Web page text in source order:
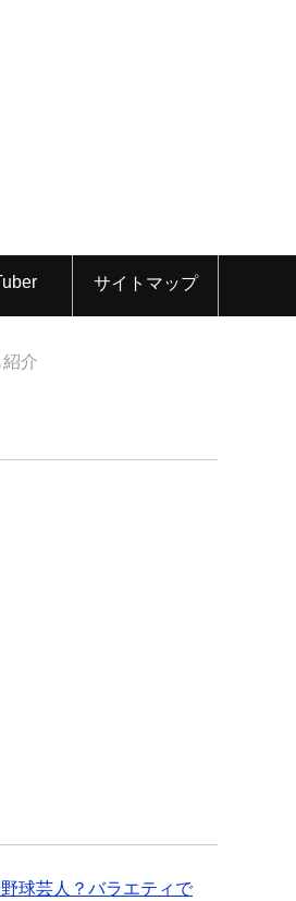
サイトマップ
介
球芸人？バラエティで